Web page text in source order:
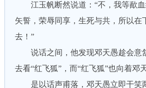
江玉帆断然说道：“不，我等歃血
矢誓，荣辱同享，生死与共，所以在
去！”
说话之间，他发现邓天愚趁会意
去看“红飞狐”，而“红飞狐”也向着邓
是以话声甫落，邓天愚立即干笑